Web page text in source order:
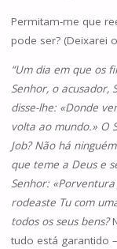
Permitam-me que
pode ser? (Deixarei
“Um dia em que os
Senhor, o acusador,
disse-lhe: «Don­de
volta ao mundo.» O
Job? Não há
que teme a Deus e
Senhor:
ro­deaste Tu com
todos os seus bens?
tudo está garantido